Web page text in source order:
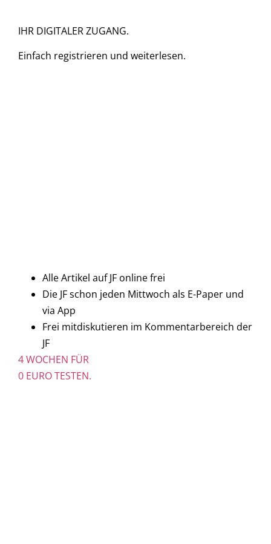
IHR DIGITALER ZUGANG.
Einfach registrieren und weiterlesen.
Alle Artikel auf JF online frei
Die JF schon jeden Mittwoch als E-Paper und
via App
Frei mitdiskutieren im Kommentarbereich der
JF
4 WOCHEN FÜR
0 EURO TESTEN.